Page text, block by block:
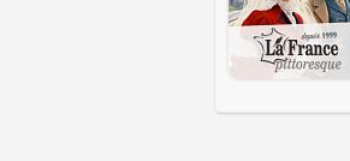
3 juillet 987 : Hugues
des Francs à Noyon 3